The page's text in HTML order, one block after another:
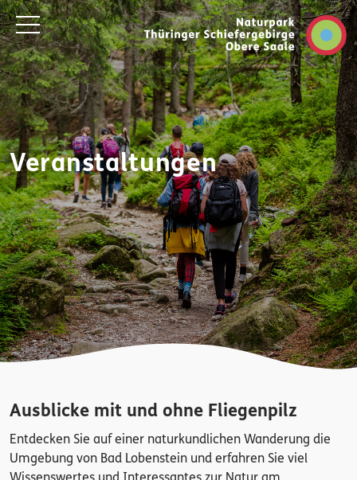
Veranstaltungen
Ausblicke mit und ohne Fliegenpilz
Entdecken Sie auf einer naturkundlichen Wanderung die
Umgebung von Bad Lobenstein und erfahren Sie viel